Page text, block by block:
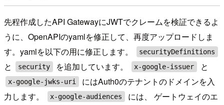
先程作成したAPI GatewayにJWTでクレームを検証できるよ
うに、OpenAPIのyamlを修正して、再度アップロードしま
す。yamlを以下の用に修正します。
securityDefinitions
と security を追加しています。 x-google-issuer と
x-google-jwks-uri
にはAuth0のテナントのドメインを入
力します。
x-google-audiences
には、 ゲートウェイのエ